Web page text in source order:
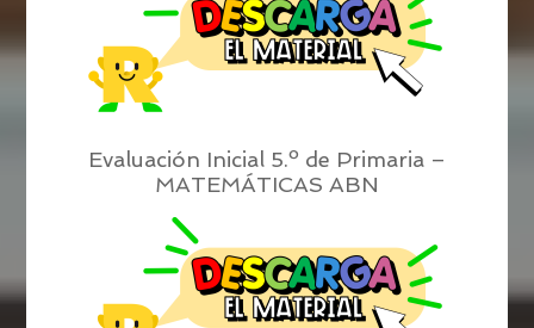
Evaluación Inicial 5.º de Primaria –
MATEMÁTICAS ABN